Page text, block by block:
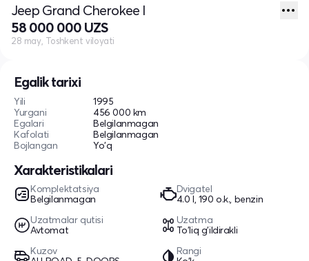
Egalik tarixi
Yili
1995
Yurgani
456 000 km
Egalari
Belgilanmagan
Kafolati
Belgilanmagan
Bojlangan
Yo'q
Xarakteristikalari
Komplektatsiya
Belgilanmagan
Dvigatel
4.0 l, 190 o.k., benzin
Uzatmalar qutisi
Avtomat
Uzatma
To'liq g'ildirakli
Kuzov
Rangi
Jeep Grand Cherokee I
58 000 000 UZS
28 may, Toshkent viloyati